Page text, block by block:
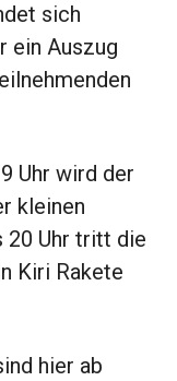
sich
ein Auszug
Uhr wird der
kleinen
20 Uhr tritt die
Kiri Rakete
hier ab